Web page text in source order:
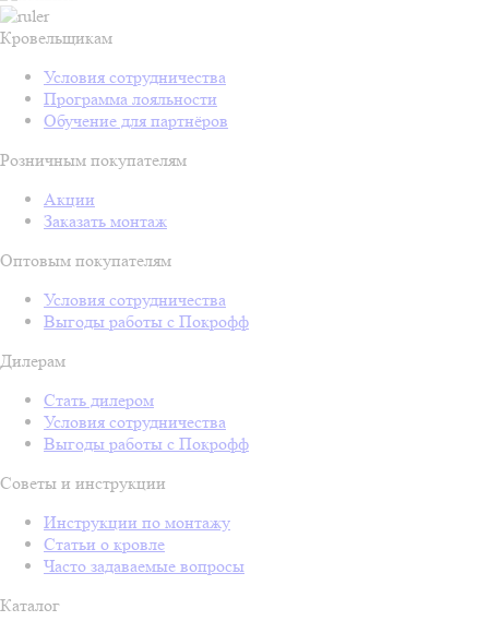
Кровельщикам
Условия сотрудничества
Программа лояльности
Обучение для партнёров
Розничным покупателям
Акции
Заказать монтаж
Оптовым покупателям
Условия сотрудничества
Выгоды работы с Покрофф
Дилерам
Стать дилером
Условия сотрудничества
Выгоды работы с Покрофф
Советы и инструкции
Инструкции по монтажу
Статьи о кровле
Часто задаваемые вопросы
Каталог